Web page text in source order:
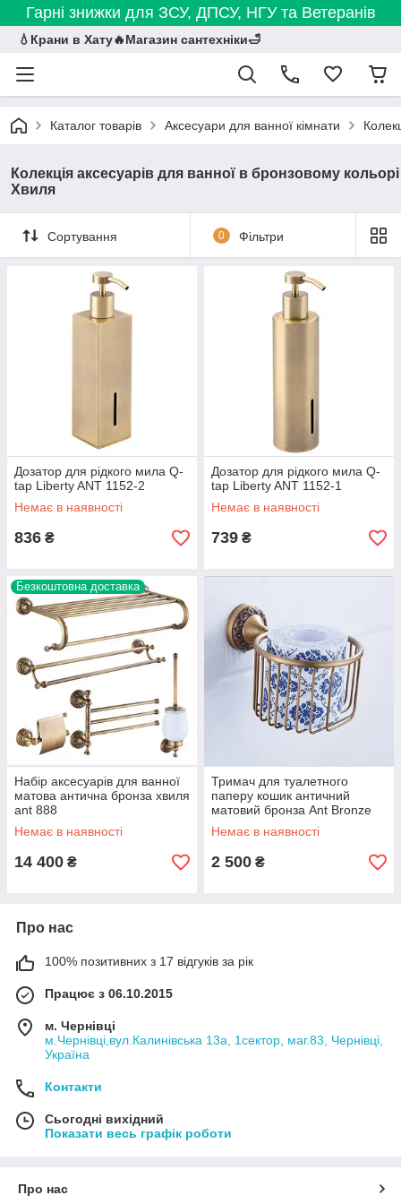
Гарні знижки для ЗСУ, ДПСУ, НГУ та Ветеранів
💧Крани в Хату🔥Магазин сантехніки🛁
Каталог товарів Аксесуари для ванної кімнати
Колекція аксесуарів для ванної в бронзовому кольорі
Хвиля
Сортування 0 Фільтри
Дозатор для рідкого мила Q-
tap Liberty ANT 1152-2
Немає в наявності
836 ₴
Дозатор для рідкого мила Q-
tap Liberty ANT 1152-1
Немає в наявності
739 ₴
Безкоштовна доставка
Набір аксесуарів для ванної
матова антична бронза хвиля
ant 888
Немає в наявності
14 400 ₴
Тримач для туалетного
паперу кошик античний
матовий бронза Ant Bronze
888-2
Немає в наявності
2 500 ₴
Про нас
100% позитивних з 17 відгуків за рік
Працює з 06.10.2015
м. Чернівці
м.Чернівці,вул.Калинівська 13а, 1сектор, маг.83, Чернівці,
Україна
Контакти
Сьогодні вихідний
Показати весь графік роботи
Про нас